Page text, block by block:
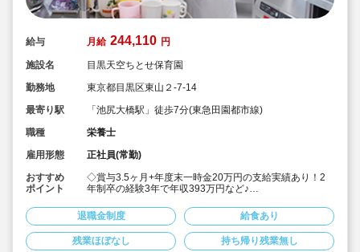
給与 月給 244,110 円
施設名
目黒天空ちとせ保育園
勤務地
東京都目黒区東山２-7-14
最寄り駅
「池尻大橋駅」徒歩7分(東急田園都市線)
職種
栄養士
雇用形態
正社員(常勤)
おすすめ
ポイント
◇賞与3.5ヶ月+年度末一時金20万円の支給実績あり！2
年制卒の経験3年で年収393万円など♪
給255,880円）
◇安定した大手社会福祉法人のお仕事です
◇有給休暇(初年度10日)とは別に、入社後すぐに使える
リフレッシュ休暇を6日付与！
退職金制度 給食あり
残業ほぼなし 持ち帰り残業無し